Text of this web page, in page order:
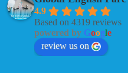
4.9
Based on 4319 reviews
powered by Google
review us on